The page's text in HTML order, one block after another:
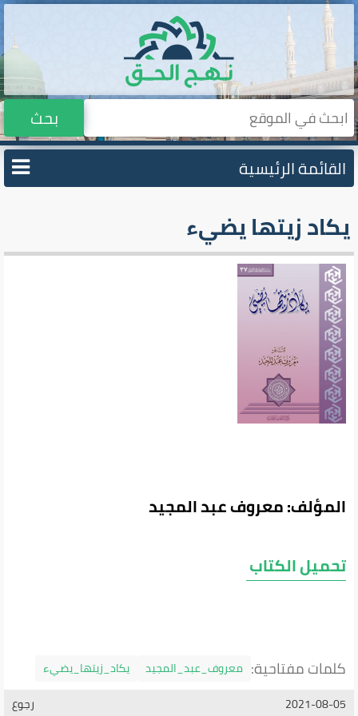
بحث
القائمة الرئيسية
يكاد زيتها يضيء
المؤلف: معروف عبد المجيد
تحميل الكتاب
كلمات مفتاحية: معروف_عبد_المجيد
يكاد_زيتها_يضيء
رجوع
2021-08-05